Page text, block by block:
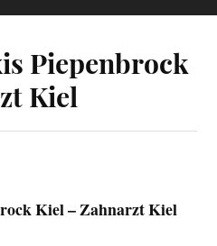
Piepenbrock
Kiel
Kiel – Zahnarzt Kiel